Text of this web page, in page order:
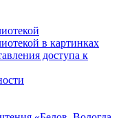
в картинках
доступа к